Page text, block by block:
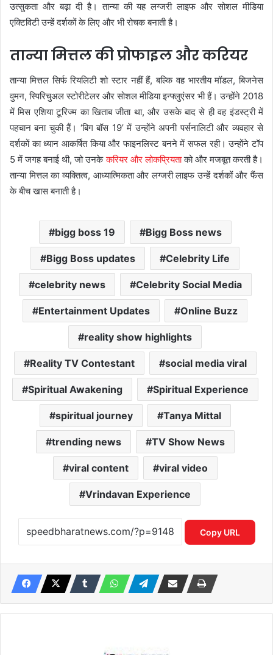
उत्सुकता और बढ़ा दी है। तान्या की यह लग्जरी लाइफ और सोशल मीडिया
एक्टिविटी उन्हें दर्शकों के लिए और भी रोचक बनाती है।
तान्या मित्तल की प्रोफाइल और करियर
तान्या मित्तल सिर्फ रियलिटी शो स्टार नहीं हैं, बल्कि वह भारतीय मॉडल, बिजनेस
वुमन, स्पिरिचुअल स्टोरीटेलर और सोशल मीडिया इन्फ्लुएंसर भी हैं। उन्होंने 2018
में मिस एशिया टूरिज्म का खिताब जीता था, और उसके बाद से ही वह इंडस्ट्री में
पहचान बना चुकी हैं। ‘बिग बॉस 19’ में उन्होंने अपनी पर्सनालिटी और व्यवहार से
दर्शकों का ध्यान आकर्षित किया और फाइनलिस्ट बनने में सफल रही। उन्होंने टॉप
5 में जगह बनाई थी, जो उनकेकरियर और लोकप्रियताको और मजबूत करती है।
तान्या मित्तल का व्यक्तित्व, आध्यात्मिकता और लग्जरी लाइफ उन्हें दर्शकों और फैंस
के बीच खास बनाती है।
bigg boss 19 Bigg Boss news
Bigg Boss updates Celebrity Life
celebrity news Celebrity Social Media
Entertainment Updates Online Buzz
reality show highlights
Reality TV Contestant social media viral
Spiritual Awakening Spiritual Experience
spiritual journey Tanya Mittal
trending news TV Show News
viral content viral video
Vrindavan Experience
Copy URL